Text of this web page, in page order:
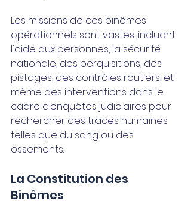
Les missions de ces binômes
opérationnels sont vastes, incluant
l'aide aux personnes, la sécurité
nationale, des perquisitions, des
pistages, des contrôles routiers, et
même des interventions dans le
cadre d’enquêtes judiciaires pour
rechercher des traces humaines
telles que du sang ou des
ossements.
La Constitution des
Binômes